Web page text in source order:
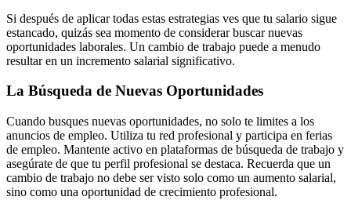
Si después de aplicar todas estas estrategias ves que tu salario sigue
estancado, quizás sea momento de considerar buscar nuevas
oportunidades laborales. Un cambio de trabajo puede a menudo
resultar en un incremento salarial significativo.
La Búsqueda de Nuevas Oportunidades
Cuando busques nuevas oportunidades, no solo te limites a los
anuncios de empleo. Utiliza tu red profesional y participa en ferias
de empleo. Mantente activo en plataformas de búsqueda de trabajo y
asegúrate de que tu perfil profesional se destaca. Recuerda que un
cambio de trabajo no debe ser visto solo como un aumento salarial,
sino como una oportunidad de crecimiento profesional.